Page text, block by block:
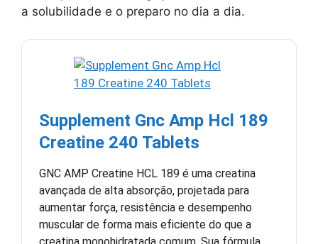
a solubilidade e o preparo no dia a dia.
Supplement Gnc Amp Hcl 189
Creatine 240 Tablets
GNC AMP Creatine HCL 189 é uma creatina
avançada de alta absorção, projetada para
aumentar força, resistência e desempenho
muscular de forma mais eficiente do que a